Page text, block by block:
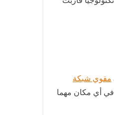
مقوي شبكة
في أي مكان مهما